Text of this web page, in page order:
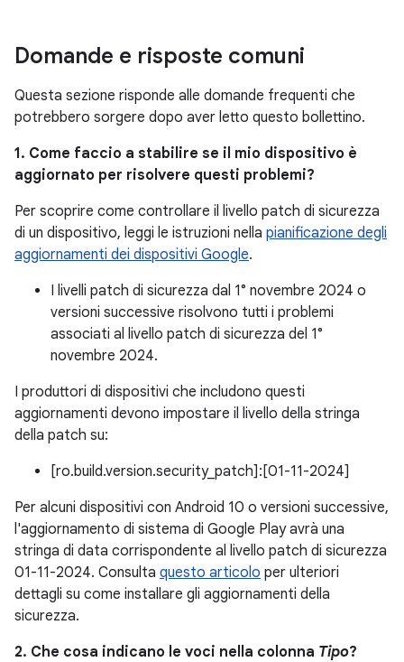
Domande e risposte comuni
Questa sezione risponde alle domande frequenti che
potrebbero sorgere dopo aver letto questo bollettino.
1. Come faccio a stabilire se il mio dispositivo è
aggiornato per risolvere questi problemi?
Per scoprire come controllare il livello patch di sicurezza
di un dispositivo, leggi le istruzioni nella pianificazione degli
aggiornamenti dei dispositivi Google.
I livelli patch di sicurezza dal 1° novembre 2024 o
versioni successive risolvono tutti i problemi
associati al livello patch di sicurezza del 1°
novembre 2024.
I produttori di dispositivi che includono questi
aggiornamenti devono impostare il livello della stringa
della patch su:
[ro.build.version.security_patch]:[01-11-2024]
Per alcuni dispositivi con Android 10 o versioni successive,
l'aggiornamento di sistema di Google Play avrà una
stringa di data corrispondente al livello patch di sicurezza
01-11-2024. Consulta questo articolo per ulteriori
dettagli su come installare gli aggiornamenti della
sicurezza.
2. Che cosa indicano le voci nella colonna Tipo?